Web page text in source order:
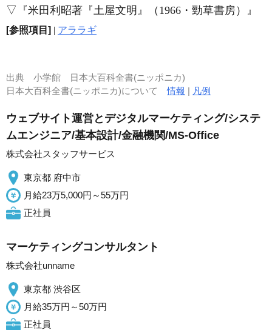
▽ 『米田利昭著『土屋文明』（1966・勁草書房）』
[参照項目] | アララギ
出典 小学館 日本大百科全書(ニッポニカ)
日本大百科全書(ニッポニカ)について情報 | 凡例
ウェブサイト運営とデジタルマーケティング/システ
ムエンジニア/基本設計/金融機関/MS-Office
株式会社スタッフサービス
東京都 府中市
月給23万5,000円～55万円
正社員
マーケティングコンサルタント
株式会社unname
東京都 渋谷区
月給35万円～50万円
正社員